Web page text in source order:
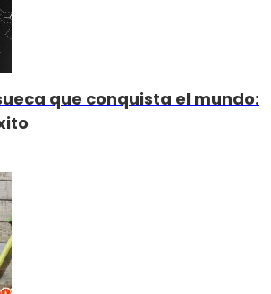
que conquista el mundo: